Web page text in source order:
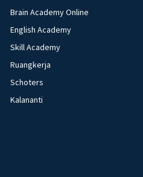
Brain Academy Online
English Academy
Skill Academy
Ruangkerja
Schoters
Kalananti